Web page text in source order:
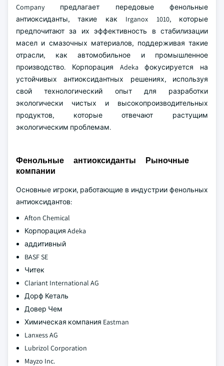
Company предлагает передовые фенольные
антиоксиданты, такие как Irganox 1010, которые
предпочитают за их эффективность в стабилизации
масел и смазочных материалов, поддерживая такие
отрасли, как автомобильное и промышленное
производство. Корпорация Adeka фокусируется на
устойчивых антиоксидантных решениях, используя
свой технологический опыт для разработки
экологически чистых и высокопроизводительных
продуктов, которые отвечают растущим
экологическим проблемам.
Фенольные антиоксиданты Рыночные
компании
Основные игроки, работающие в индустрии фенольных
антиоксидантов:
Afton Chemical
Корпорация Adeka
аддитивный
BASF SE
Читек
Clariant International AG
Дорф Кеталь
Довер Чем
Химическая компания Eastman
Lanxess AG
Lubrizol Corporation
Mayzo Inc.